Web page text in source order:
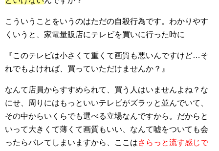
こういうことをいうのはただの自殺行為です。わかりやす
くいうと、家電量販店にテレビを買いに行った時に
『このテレビは小さくて重くて画質も悪いんですけど…そ
れでもよければ、買っていただけませんか？』
なんて店員からすすめられて、買う人はいませんよね？な
にせ、周りにはもっといいテレビがズラッと並んでいて、
その中からいくらでも選べる立場なんですから。だからと
いって大きくて薄くて画質もいい、なんて嘘をついても会
ったらバレてしまいますから、ここはさらっと流す感じで